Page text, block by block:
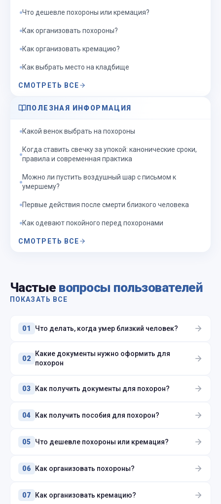
Что дешевле похороны или кремация?
Как организовать похороны?
Как организовать кремацию?
Как выбрать место на кладбище
СМОТРЕТЬ ВСЕ
ПОЛЕЗНАЯ ИНФОРМАЦИЯ
Какой венок выбрать на похороны
Когда ставить свечку за упокой: канонические сроки,
правила и современная практика
Можно ли пустить воздушный шар с письмом к
умершему?
Первые действия после смерти близкого человека
Как одевают покойного перед похоронами
СМОТРЕТЬ ВСЕ
Частые вопросы пользователей
ПОКАЗАТЬ ВСЕ
01 Что делать, когда умер близкий человек?
02
Какие документы нужно оформить для
похорон
03 Как получить документы для похорон?
04 Как получить пособия для похорон?
05 Что дешевле похороны или кремация?
06 Как организовать похороны?
07 Как организовать кремацию?